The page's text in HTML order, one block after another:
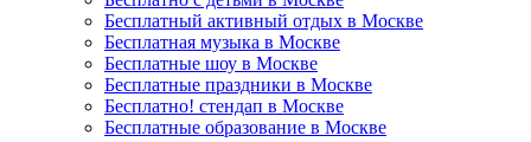
Бесплатный активный отдых в Москве
Бесплатная музыка в Москве
Бесплатные шоу в Москве
Бесплатные праздники в Москве
Бесплатно! стендап в Москве
Бесплатные образование в Москве